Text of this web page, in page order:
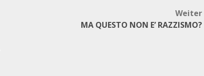
Weiter
MA QUESTO NON E’ RAZZISMO?